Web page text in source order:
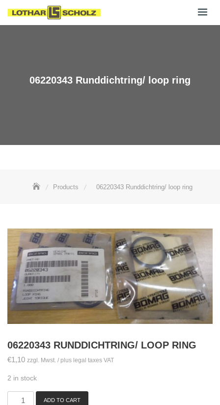
06220343 Runddichtring/ loop ring
Products 06220343 Runddichtring/ loop ring
06220343 RUNDDICHTRING/ LOOP RING
€1,10 zzgl. Mwst. / plus legal taxes VAT
2 in stock
06220343
ADD TO CART